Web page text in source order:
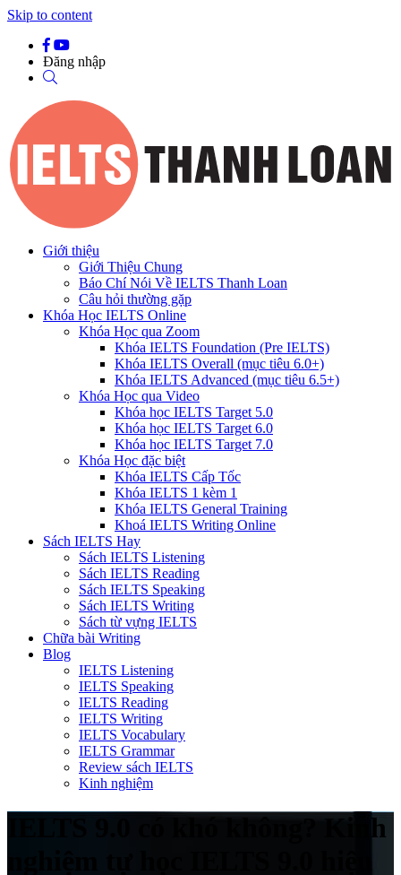
Skip to content
Đăng nhập
Giới thiệu
Giới Thiệu Chung
Báo Chí Nói Về IELTS Thanh Loan
Câu hỏi thường gặp
Khóa Học IELTS Online
Khóa Học qua Zoom
Khóa IELTS Foundation (Pre IELTS)
Khóa IELTS Overall (mục tiêu 6.0+)
Khóa IELTS Advanced (mục tiêu 6.5+)
Khóa Học qua Video
Khóa học IELTS Target 5.0
Khóa học IELTS Target 6.0
Khóa học IELTS Target 7.0
Khóa Học đặc biệt
Khóa IELTS Cấp Tốc
Khóa IELTS 1 kèm 1
Khóa IELTS General Training
Khoá IELTS Writing Online
Sách IELTS Hay
Sách IELTS Listening
Sách IELTS Reading
Sách IELTS Speaking
Sách IELTS Writing
Sách từ vựng IELTS
Chữa bài Writing
Blog
IELTS Listening
IELTS Speaking
IELTS Reading
IELTS Writing
IELTS Vocabulary
IELTS Grammar
Review sách IELTS
Kinh nghiệm
IELTS 9.0 có khó không? Kinh